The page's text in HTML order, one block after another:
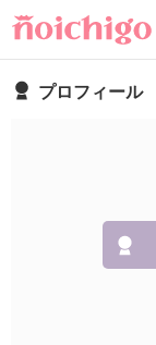
プロフィール